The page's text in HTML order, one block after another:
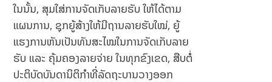
ໃນນັ້ນ, ສຸມໃສ່ການຈັດເກັບລາຍຮັບ ໃຫ້ໄດ້ຕາມ
ແຜນການ, ຊຸກຍູ້ສ້າງໃຫ້ມີຖານລາຍຮັບໃໝ່, ຍູ້
ແຮງການຫັນເປັນທັນສະໄໝໃນການຈັດເກັບລາຍ
ຮັບ ແລະ ຄຸ້ມຄອງລາຍຈ່າຍ ໃນທຸກຂົງເຂດ, ສືບຕໍ່
ປະຕິບັດບັນດານິຕິກໍາທີ່ລັດຖະບານວາງອອກ